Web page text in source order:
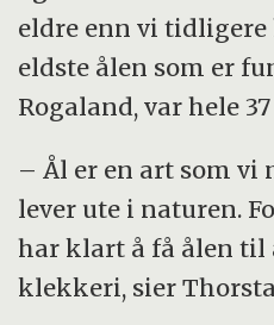
eldre enn vi tidligere
eldste ålen som er
Rogaland, var hele
– Ål er en art som vi
lever ute i naturen.
har klart å få ålen til
klekkeri, sier